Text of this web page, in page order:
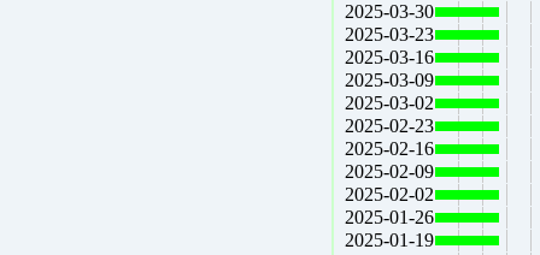
2025-03-30
2025-03-23
2025-03-16
2025-03-09
2025-03-02
2025-02-23
2025-02-16
2025-02-09
2025-02-02
2025-01-26
2025-01-19